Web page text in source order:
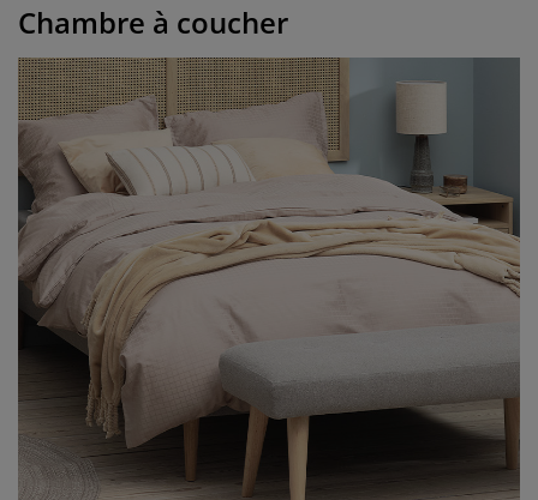
Chambre à coucher